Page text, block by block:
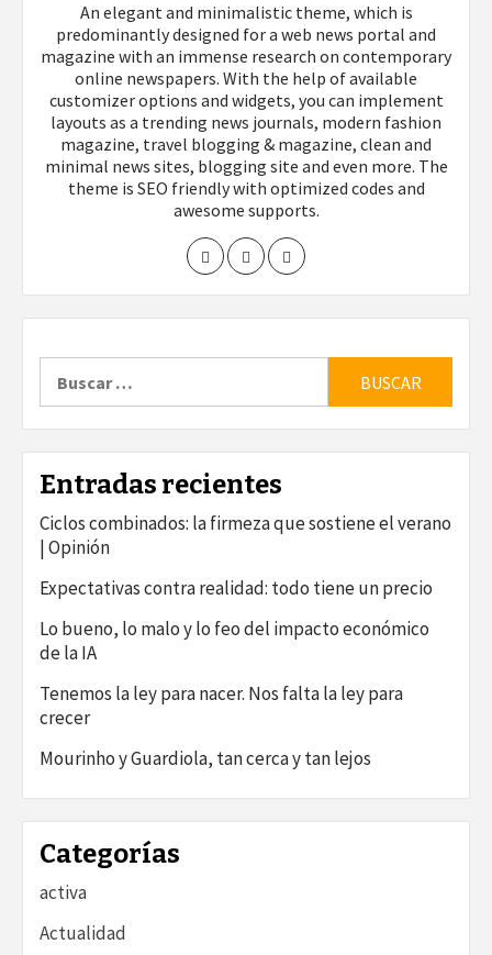
An elegant and minimalistic theme, which is
predominantly designed for a web news portal and
magazine with an immense research on contemporary
online newspapers. With the help of available
customizer options and widgets, you can implement
layouts as a trending news journals, modern fashion
magazine, travel blogging & magazine, clean and
minimal news sites, blogging site and even more. The
theme is SEO friendly with optimized codes and
awesome supports.
Entradas recientes
Ciclos combinados: la firmeza que sostiene el verano
| Opinión
Expectativas contra realidad: todo tiene un precio
Lo bueno, lo malo y lo feo del impacto económico
de la IA
Tenemos la ley para nacer. Nos falta la ley para
crecer
Mourinho y Guardiola, tan cerca y tan lejos
Categorías
activa
Actualidad